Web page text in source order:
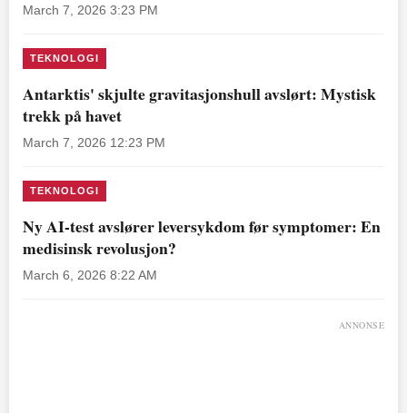
March 7, 2026 3:23 PM
TEKNOLOGI
Antarktis' skjulte gravitasjonshull avslørt: Mystisk
trekk på havet
March 7, 2026 12:23 PM
TEKNOLOGI
Ny AI-test avslører leversykdom før symptomer: En
medisinsk revolusjon?
March 6, 2026 8:22 AM
ANNONSE